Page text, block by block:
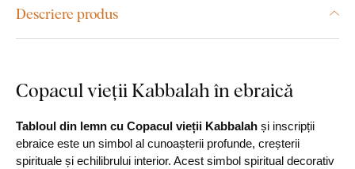
Descriere produs
Copacul vieții Kabbalah în ebraică
Tabloul din lemn cu Copacul vieții Kabbalah și inscripții
ebraice este un simbol al cunoașterii profunde, creșterii
spirituale și echilibrului interior. Acest simbol spiritual decorativ